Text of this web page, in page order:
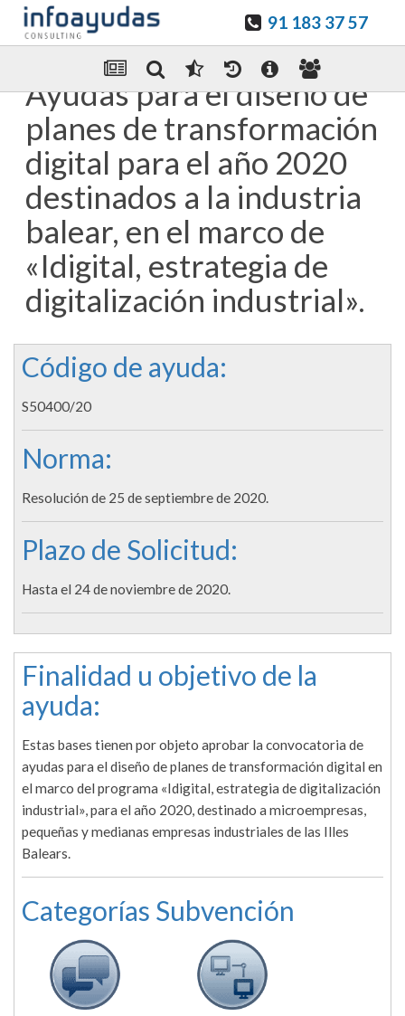
91 183 37 57
Enviar Por email
Ayudas para el diseño de
planes de transformación
digital para el año 2020
destinados a la industria
balear, en el marco de
«Idigital, estrategia de
digitalización industrial».
Código de ayuda:
S50400/20
Norma:
Resolución de 25 de septiembre de 2020.
Plazo de Solicitud:
Hasta el 24 de noviembre de 2020.
Finalidad u objetivo de la
ayuda:
Estas bases tienen por objeto aprobar la convocatoria de
ayudas para el diseño de planes de transformación digital en
el marco del programa «Idigital, estrategia de digitalización
industrial», para el año 2020, destinado a microempresas,
pequeñas y medianas empresas industriales de las Illes
Balears.
Categorías Subvención